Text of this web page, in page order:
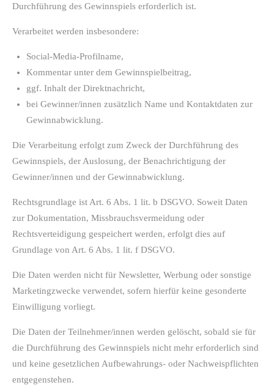
Durchführung des Gewinnspiels erforderlich ist.
Verarbeitet werden insbesondere:
Social-Media-Profilname,
Kommentar unter dem Gewinnspielbeitrag,
ggf. Inhalt der Direktnachricht,
bei Gewinner/innen zusätzlich Name und Kontaktdaten zur
Gewinnabwicklung.
Die Verarbeitung erfolgt zum Zweck der Durchführung des
Gewinnspiels, der Auslosung, der Benachrichtigung der
Gewinner/innen und der Gewinnabwicklung.
Rechtsgrundlage ist Art. 6 Abs. 1 lit. b DSGVO. Soweit Daten
zur Dokumentation, Missbrauchsvermeidung oder
Rechtsverteidigung gespeichert werden, erfolgt dies auf
Grundlage von Art. 6 Abs. 1 lit. f DSGVO.
Die Daten werden nicht für Newsletter, Werbung oder sonstige
Marketingzwecke verwendet, sofern hierfür keine gesonderte
Einwilligung vorliegt.
Die Daten der Teilnehmer/innen werden gelöscht, sobald sie für
die Durchführung des Gewinnspiels nicht mehr erforderlich sind
und keine gesetzlichen Aufbewahrungs- oder Nachweispflichten
entgegenstehen.